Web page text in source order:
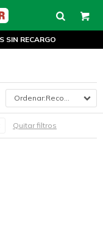
SIN RECARGO
Recomendados
Quitar filtros